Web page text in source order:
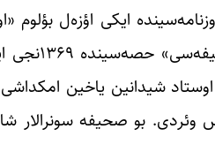
ایکی اؤزه‌ل بؤلوم
شیدانین یاخین
وئردی. بو صحیفه سونرالار